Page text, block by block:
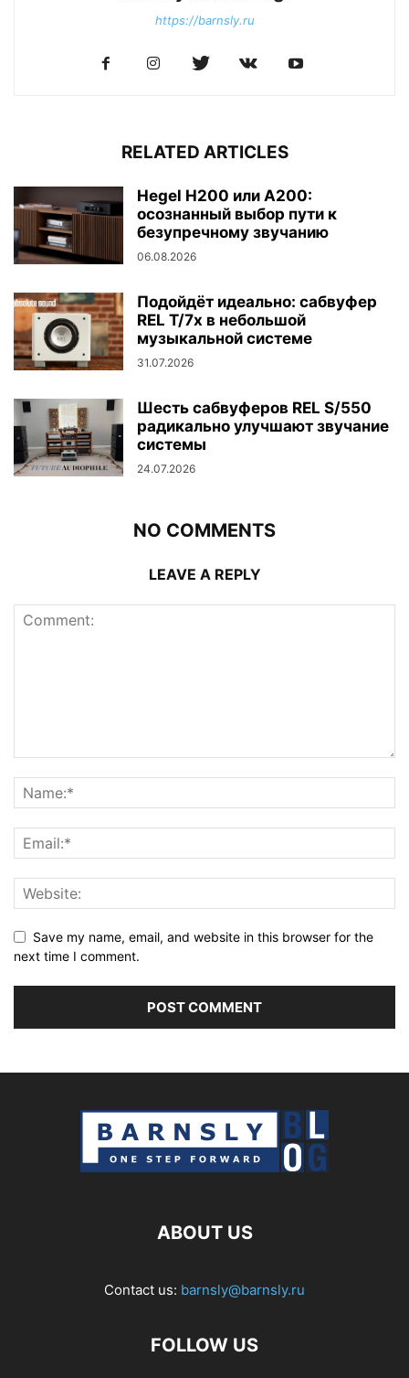
https://barnsly.ru
RELATED ARTICLES
Hegel H200 или A200:
осознанный выбор пути к
безупречному звучанию
06.08.2026
Подойдёт идеально: сабвуфер
REL T/7x в небольшой
музыкальной системе
31.07.2026
Шесть сабвуферов REL S/550
радикально улучшают звучание
системы
24.07.2026
NO COMMENTS
LEAVE A REPLY
Save my name, email, and website in this browser for the
next time I comment.
ABOUT US
Contact us: barnsly@barnsly.ru
FOLLOW US